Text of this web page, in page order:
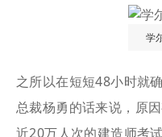
学
之所以在短短48小时就
总裁杨勇的话来说，原
近20万人次的建造师考